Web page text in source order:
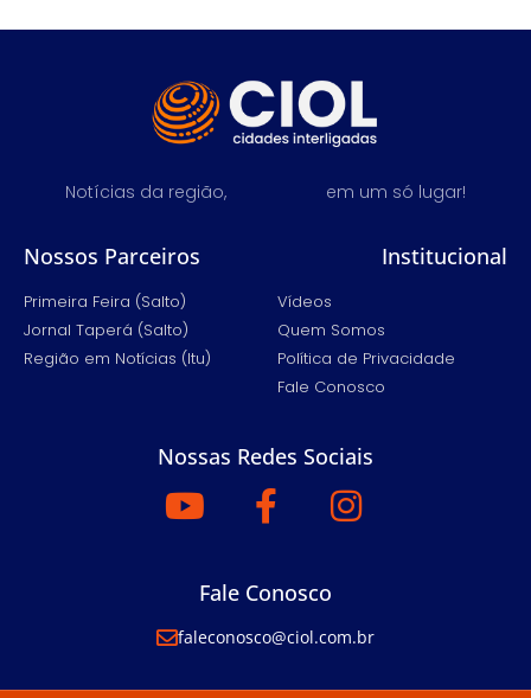
Notícias da região, em um só lugar!
Nossos Parceiros
Primeira Feira (Salto)
Jornal Taperá (Salto)
Região em Notícias (Itu)
Institucional
Vídeos
Quem Somos
Política de Privacidade
Fale Conosco
Nossas Redes Sociais
Fale Conosco
faleconosco@ciol.com.br